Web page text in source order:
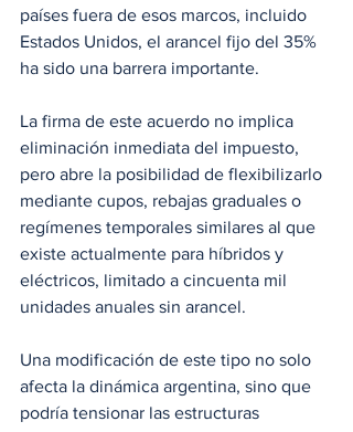
países fuera de esos marcos, incluido
Estados Unidos, el arancel fijo del 35%
ha sido una barrera importante.
La firma de este acuerdo no implica
eliminación inmediata del impuesto,
pero abre la posibilidad de flexibilizarlo
mediante cupos, rebajas graduales o
regímenes temporales similares al que
existe actualmente para híbridos y
eléctricos, limitado a cincuenta mil
unidades anuales sin arancel.
Una modificación de este tipo no solo
afecta la dinámica argentina, sino que
podría tensionar las estructuras